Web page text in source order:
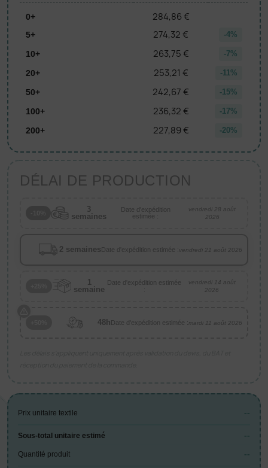
0+ 284,86 €
5+ 274,32 € -4%
10+ 263,75 € -7%
20+ 253,21 € -11%
50+ 242,67 € -15%
100+ 236,32 € -17%
200+ 227,89 € -20%
DÉLAI DE PRODUCTION
3
semaines
Date d'expédition
estimée :
vendredi 28 août
2026
2 semainesDate d'expédition estimée :vendredi 21 août 2026
1
semaine
Date d'expédition estimée
:
vendredi 14 août
2026
48hDate d'expédition estimée :mardi 11 août 2026
Prix unitaire textile --
Sous-total unitaire estimé --
Quantité produit --